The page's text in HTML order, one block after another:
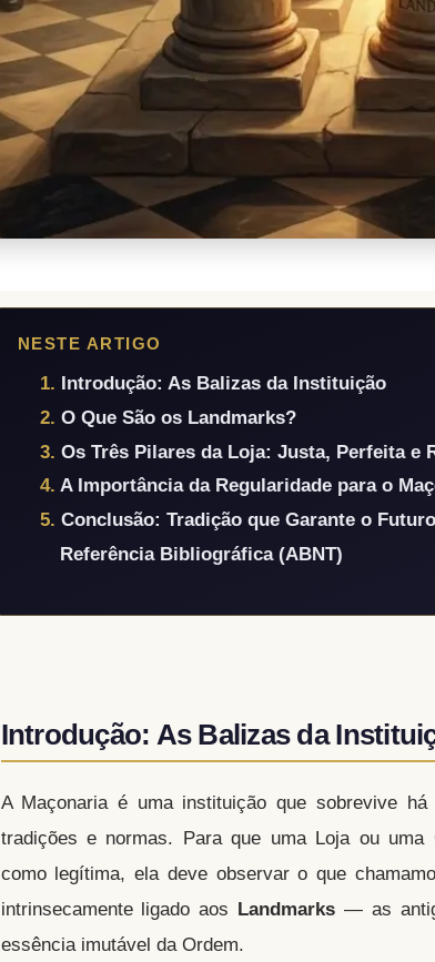
NESTE ARTIGO
Introdução: As Balizas da Instituição
O Que São os Landmarks?
Os Três Pilares da Loja: Justa, Perfeita e
A Importância da Regularidade para o
Conclusão: Tradição que Garante o Futuro
Referência Bibliográfica (ABNT)
Introdução: As Balizas da
A Maçonaria é uma instituição que sobrevive
tradições e normas. Para que uma Loja ou uma
como legítima, ela deve observar o que
intrinsecamente ligado aos Landmarks — as
essência imutável da Ordem.